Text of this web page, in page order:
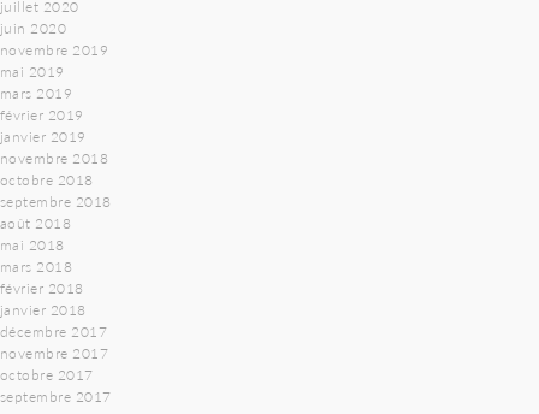
juillet 2020
juin 2020
novembre 2019
mai 2019
mars 2019
février 2019
janvier 2019
novembre 2018
octobre 2018
septembre 2018
août 2018
mai 2018
mars 2018
février 2018
janvier 2018
décembre 2017
novembre 2017
octobre 2017
septembre 2017